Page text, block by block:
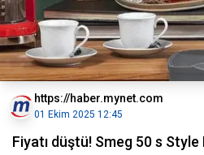
https://haber.mynet.com
01 Ekim 2025 12:45
Fiyatı düştü! Smeg 50 s